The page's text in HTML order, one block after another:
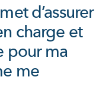
d’assurer
charge et
pour ma
me